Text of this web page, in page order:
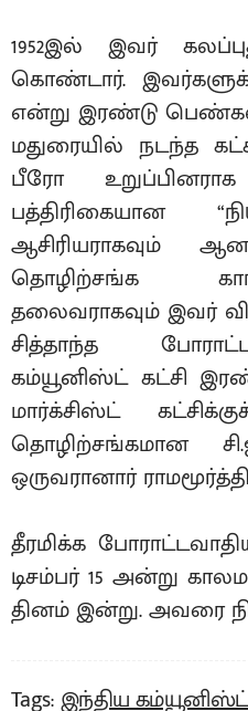
1952இல் இவர்
கொண்டார்.
என்று இரண்டு பெண்கள்.
மதுரையில் நடந்த
பீரோ
பத்திரிகையான
ஆசிரியராகவும்
தொழிற்சங்க
தலைவராகவும் இவர்
சித்தாந்த
கம்யூனிஸ்ட் கட்சி
மார்க்சிஸ்ட்
தொழிற்சங்கமான
ஒருவரானார்
தீரமிக்க
டிசம்பர் 15 அன்று
தினம் இன்று. அவரை
Tags: இந்திய கம்யூனிஸ்ட்